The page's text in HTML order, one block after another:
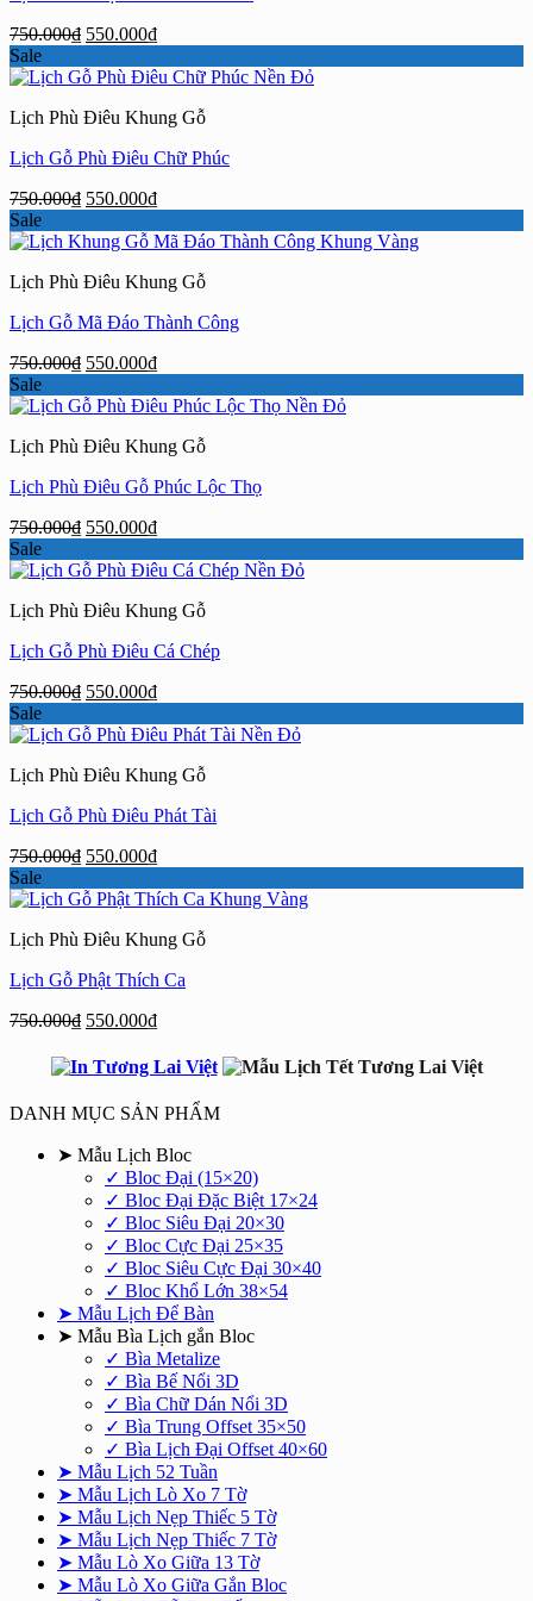
750.000₫ Giá
là:
550.000₫Giá
tại
550.000₫.
Sale
Lịch Phù Điêu Khung Gỗ
Lịch Gỗ Phù Điêu Chữ Phúc
750.000₫ Giá
là:
550.000₫Giá
tại
550.000₫.
Sale
Lịch Phù Điêu Khung Gỗ
Lịch Gỗ Mã Đáo Thành Công
750.000₫ Giá
là:
550.000₫Giá
tại
550.000₫.
Sale
Lịch Phù Điêu Khung Gỗ
Lịch Phù Điêu Gỗ Phúc Lộc Thọ
750.000₫ Giá
là:
550.000₫Giá
tại
550.000₫.
Sale
Lịch Phù Điêu Khung Gỗ
Lịch Gỗ Phù Điêu Cá Chép
750.000₫ Giá
là:
550.000₫Giá
tại
550.000₫.
Sale
Lịch Phù Điêu Khung Gỗ
Lịch Gỗ Phù Điêu Phát Tài
750.000₫ Giá
là:
550.000₫Giá
tại
550.000₫.
Sale
Lịch Phù Điêu Khung Gỗ
Lịch Gỗ Phật Thích Ca
750.000₫ Giá
là:
750.000₫.
550.000₫Giá
tại
550.000₫.
DANH MỤC SẢN PHẨM
➤ Mẫu Lịch Bloc
✓ Bloc Đại (15×20)
✓ Bloc Đại Đặc Biệt 17×24
✓ Bloc Siêu Đại 20×30
✓ Bloc Cực Đại 25×35
✓ Bloc Siêu Cực Đại 30×40
✓ Bloc Khổ Lớn 38×54
➤ Mẫu Lịch Để Bàn
➤ Mẫu Bìa Lịch gắn Bloc
✓ Bìa Metalize
✓ Bìa Bế Nổi 3D
✓ Bìa Chữ Dán Nổi 3D
✓ Bìa Trung Offset 35×50
✓ Bìa Lịch Đại Offset 40×60
➤ Mẫu Lịch 52 Tuần
➤ Mẫu Lịch Lò Xo 7 Tờ
➤ Mẫu Lịch Nẹp Thiếc 5 Tờ
➤ Mẫu Lịch Nẹp Thiếc 7 Tờ
➤ Mẫu Lò Xo Giữa 13 Tờ
➤ Mẫu Lò Xo Giữa Gắn Bloc